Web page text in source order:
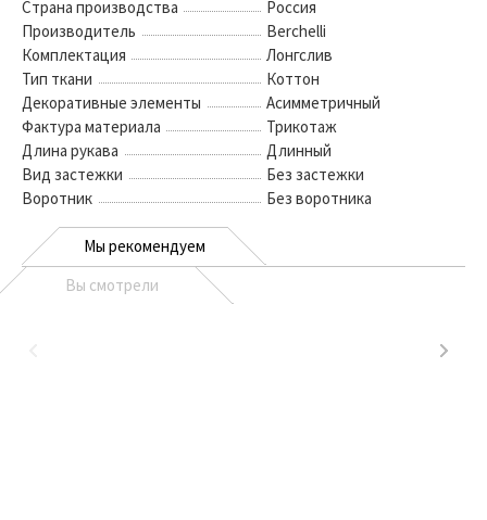
Страна производства
Россия
Производитель
Berchelli
Комплектация
Лонгслив
Тип ткани
Коттон
Декоративные элементы
Асимметричный
Фактура материала
Трикотаж
Длина рукава
Длинный
Вид застежки
Без застежки
Воротник
Без воротника
Мы рекомендуем
Вы смотрели